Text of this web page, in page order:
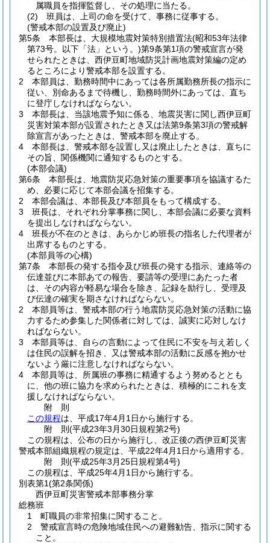
属職員を指揮監督し、その処理に当たる。
(2)
班員は、上司の命を受けて、事務に従事する。
(警戒本部の設置及び廃止)
第5条
本部長は、大規模地震対策特別措置法(昭和53年法律
第73号。以下「法」という。)第9条第1項の警戒宣言が発
せられたときは、西伊豆町地域防災計画地震対策編の定め
るところにより警戒本部を設置する。
2
本部員は、勤務時間中にあっては各所属勤務所長の指示に
従い、別命あるまで待機し、勤務時間外にあっては、直ち
に登庁しなければならない。
3
本部長は、当該地震予知に係る、地震災害に関し西伊豆町
災害対策本部が設置されたとき又は法第9条第3項の警戒解
除宣言があったときは、警戒本部を廃止する。
4
本部長は、警戒本部を設置し又は廃止したときは、直ちに
その旨、関係機関に通知するものとする。
(本部会議)
第6条
本部長は、地震防災応急対策の重要事項を協議するた
め、必要に応じて本部会議を招集する。
2
本部会議は、本部長及び本部員をもって構成する。
3
班長は、それぞれ分掌事務に関し、本部会議に必要な資料
を提出しなければならない。
4
班長が不在のときは、あらかじめ班長の指名した代理者が
出席するものとする。
(本部員等の心構)
第7条
本部長の発する指令及び班長の発する指示、連絡等の
伝達並びに本部あての報告、要請等の受理にあたった者
は、その内容が軽易な場合を除き、記録を励行し、受理及
び伝達の確実を期さなければならない。
2
本部員等は、警戒本部の行う地震防災応急対策の活動に協
力するため参集した関係者に対しては、誠実に応対しなけ
ればならない。
3
本部員等は、自らの言動によって住民に不安を与え若しく
は住民の誤解を招き、又は警戒本部の活動に反感を抱かせ
ないよう厳に注意しなければならない。
4
本部員等は、所属班の事務に精通するよう努めるととも
に、他の班に協力を求められたときは、積極的にこれを支
援しなければならない。
附 則
この規程は、平成17年4月1日から施行する。
附 則(平成23年3月30日規程第2号)
この規程は、公布の日から施行し、改正後の西伊豆町災害
警戒本部組織規程の規定は、平成22年4月1日から適用する。
附 則(平成25年3月25日規程第4号)
この規程は、平成25年4月1日から施行する。
別表第1(第2条関係)
西伊豆町災害警戒本部事務分掌
総務班
1 町職員の非常招集に関すること。
2 警戒宣言時の危険地域住民への避難勧告、指示に関する
こと。